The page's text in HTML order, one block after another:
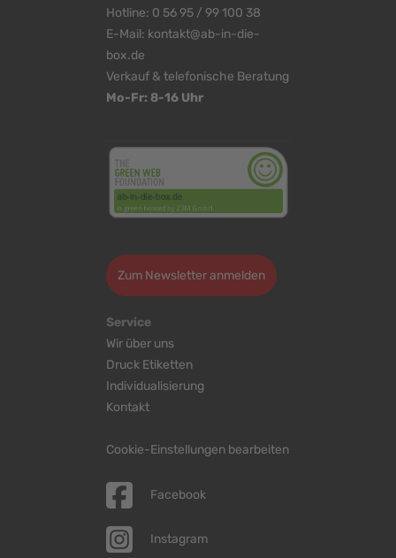
Hotline: 0 56 95 / 99 100 38
E-Mail: kontakt@ab-in-die-
box.de
Verkauf & telefonische Beratung
Mo-Fr: 8-16 Uhr
Zum Newsletter anmelden
Service
Wir über uns
Druck Etiketten
Individualisierung
Kontakt
Cookie-Einstellungen bearbeiten
Facebook
Instagram